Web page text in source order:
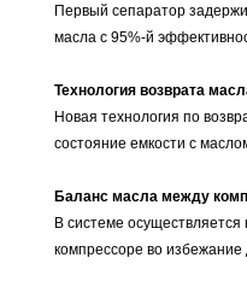
Первый сепаратор
масла с 95%-й
Технология возврата
Новая технология по
состояние емкости с
Баланс масла между
В системе осуществляется
компрессоре во избежание